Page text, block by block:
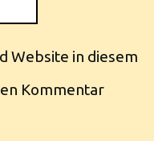
Website in diesem
Kommentar